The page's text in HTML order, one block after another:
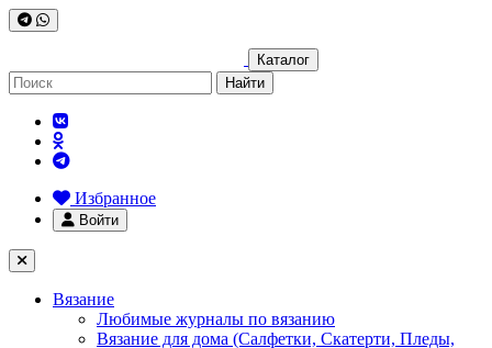
Каталог
Найти
Избранное
Войти
Вязание
Любимые журналы по вязанию
Вязание для дома (Салфетки, Скатерти, Пледы,